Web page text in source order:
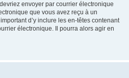
envoyer par courrier électronique
que vous avez reçu à un
d’y inclure les en-têtes contenant
électronique. Il pourra alors agir en